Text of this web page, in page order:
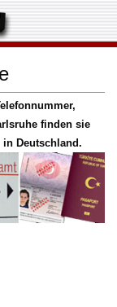
finden sie
in Deutschland.